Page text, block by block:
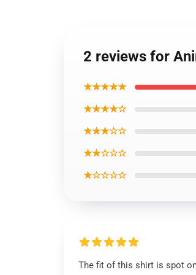
2 reviews for
★★★★★
★★★★☆
★★★☆☆
★★☆☆☆
★☆☆☆☆
The fit of this shirt is spot